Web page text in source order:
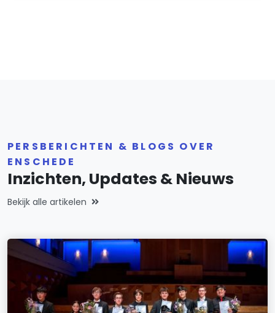
PERSBERICHTEN & BLOGS OVER
ENSCHEDE
Inzichten, Updates & Nieuws
Bekijk alle artikelen